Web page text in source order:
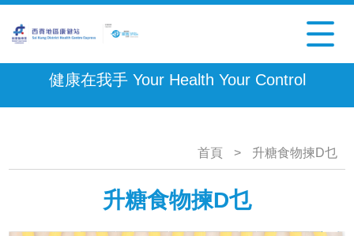
健康在我手 Your Health Your Control
首頁 > 升糖食物揀D乜
升糖食物揀D乜